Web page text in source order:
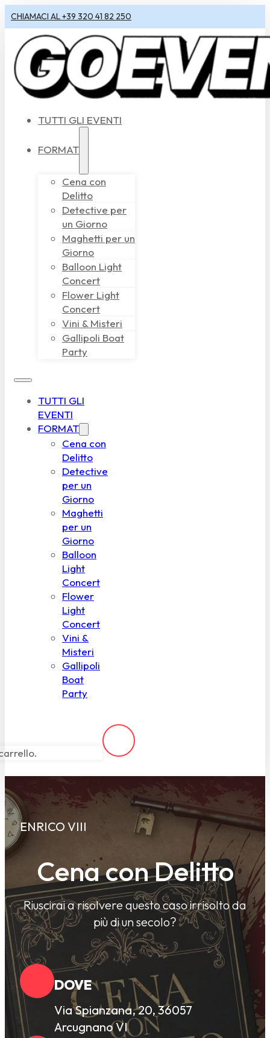
CHIAMACI AL +39 320 41 82 250
TUTTI GLI EVENTI
FORMAT
Cena con
Delitto
Detective per
un Giorno
Maghetti per un
Giorno
Balloon Light
Concert
Flower Light
Concert
Vini & Misteri
Gallipoli Boat
Party
TUTTI GLI
EVENTI
FORMAT
Cena con
Delitto
Detective
per un
Giorno
Maghetti
per un
Giorno
Balloon
Light
Concert
Flower
Light
Concert
Vini &
Misteri
Gallipoli
Boat
Party
ENRICO VIII
Cena con Delitto
Riuscirai a risolvere questo caso irrisolto da
più di un secolo?
DOVE
Via Spianzana, 20, 36057
Arcugnano VI